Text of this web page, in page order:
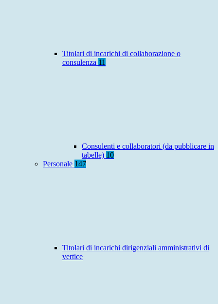
Titolari di incarichi di collaborazione o
consulenza 11
Consulenti e collaboratori (da pubblicare in
tabelle) 10
Personale 147
Titolari di incarichi dirigenziali amministrativi di
vertice